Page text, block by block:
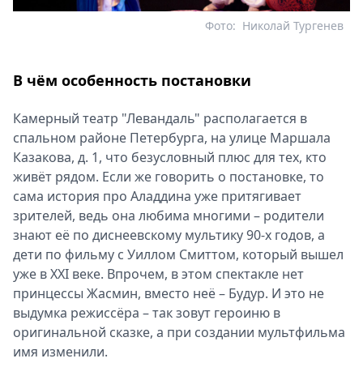
Николай Тургенев
Фото:
В чём особенность постановки
Камерный театр "Левандаль" располагается в
спальном районе Петербурга, на улице Маршала
Казакова, д. 1, что безусловный плюс для тех, кто
живёт рядом. Если же говорить о постановке, то
сама история про Аладдина уже притягивает
зрителей, ведь она любима многими – родители
знают её по диснеевскому мультику 90-х годов, а
дети по фильму с Уиллом Смиттом, который вышел
уже в XXI веке. Впрочем, в этом спектакле нет
принцессы Жасмин, вместо неё – Будур. И это не
выдумка режиссёра – так зовут героиню в
оригинальной сказке, а при создании мультфильма
имя изменили.